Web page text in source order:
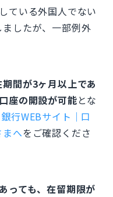
ている外国人でない
したが、一部例外
間が3ヶ月以上であ
座の開設が可能とな
行WEBサイト｜口
へをご確認くださ
っても、在留期限が